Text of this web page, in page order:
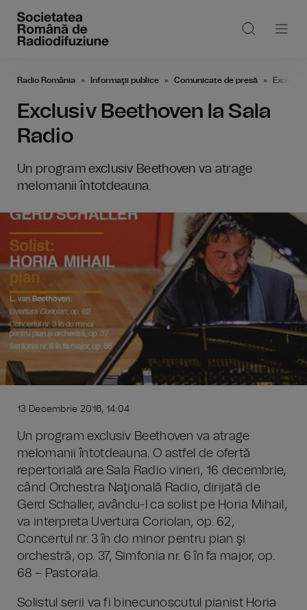
Radio România Informaţii publice Comunicate de presă Exclusiv
Exclusiv Beethoven la Sala
Radio
Un program exclusiv Beethoven va atrage
melomanii întotdeauna.
13 Decembrie 2016, 14:04
Un program exclusiv Beethoven va atrage
melomanii întotdeauna. O astfel de ofertă
repertorială are Sala Radio vineri, 16 decembrie,
când Orchestra Naţională Radio, dirijată de
Gerd Schaller, avându-l ca solist pe Horia Mihail,
va interpreta Uvertura Coriolan, op. 62,
Concertul nr. 3 în do minor pentru pian şi
orchestră, op. 37, Simfonia nr. 6 în fa major, op.
68 – Pastorala.
Solistul serii va fi binecunoscutul pianist Horia